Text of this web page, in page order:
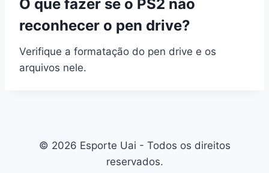
O que fazer se o PS2 não
reconhecer o pen drive?
Verifique a formatação do pen drive e os
arquivos nele.
© 2026 Esporte Uai - Todos os direitos
reservados.